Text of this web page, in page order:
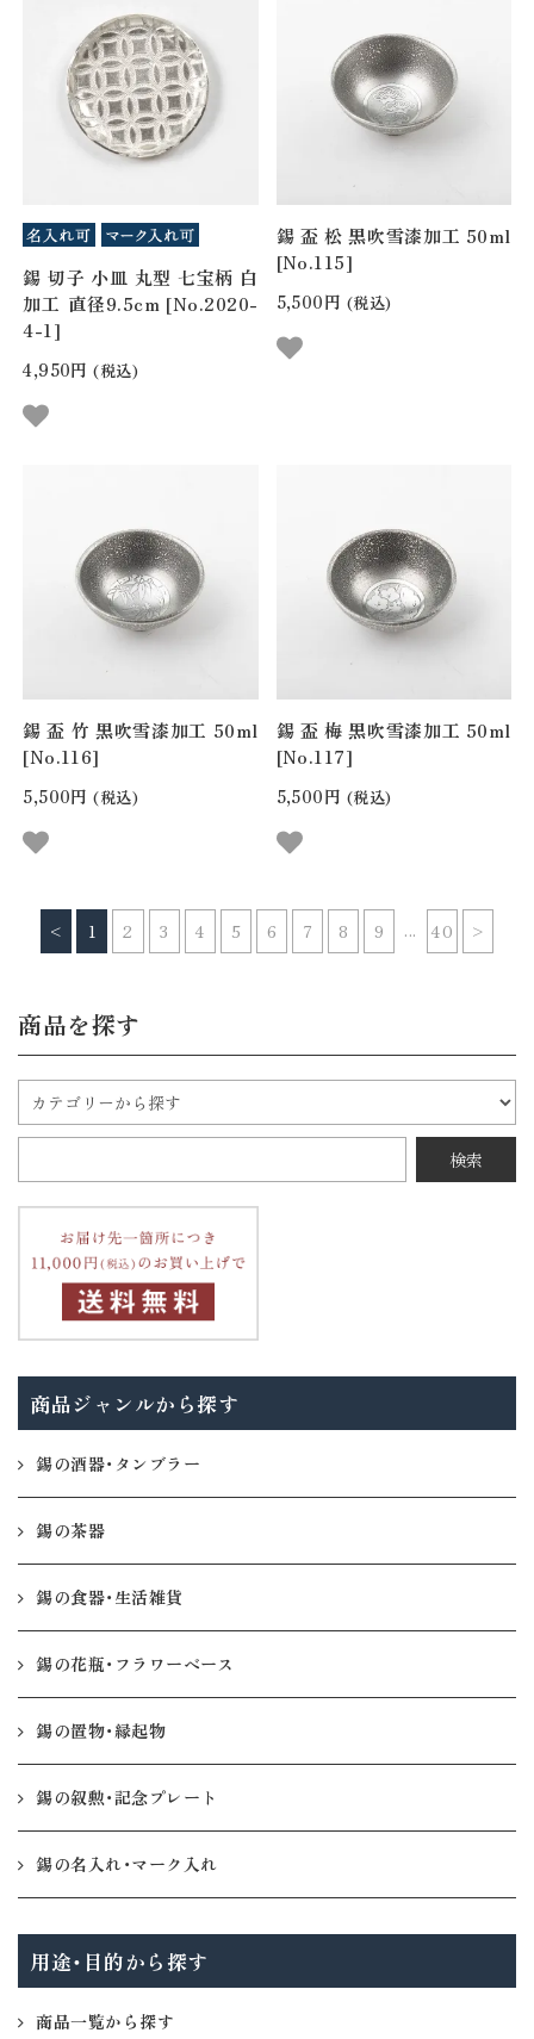
錫 切子 小皿 丸型 七宝柄 白
加工 直径9.5cm [No.2020-
4-1]
4,950円 (税込)
錫 盃 松 黒吹雪漆加工 50ml
[No.115]
5,500円 (税込)
錫 盃 竹 黒吹雪漆加工 50ml
[No.116]
5,500円 (税込)
錫 盃 梅 黒吹雪漆加工 50ml
[No.117]
5,500円 (税込)
< 1 2 3 4 5 6 7 8 9 ... 40 >
商品を探す
商品ジャンルから探す
錫の酒器・タンブラー
錫の茶器
錫の食器・生活雑貨
錫の花瓶・フラワーベース
錫の置物・縁起物
錫の叙勲・記念プレート
錫の名入れ・マーク入れ
用途・目的から探す
商品一覧から探す